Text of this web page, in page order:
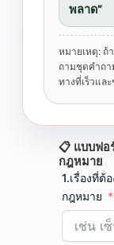
พลาด”
หมายเหตุ: ถ้
ถามชุดคำถา
ทางที่เร็วแล
📋 แบบฟอ
กฎหมาย
1.เรื่องที่ต้
กฎหมาย